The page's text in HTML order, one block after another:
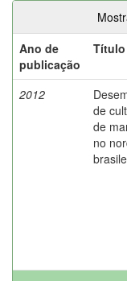
Ano de
publicação
Título
2012
de
de
no